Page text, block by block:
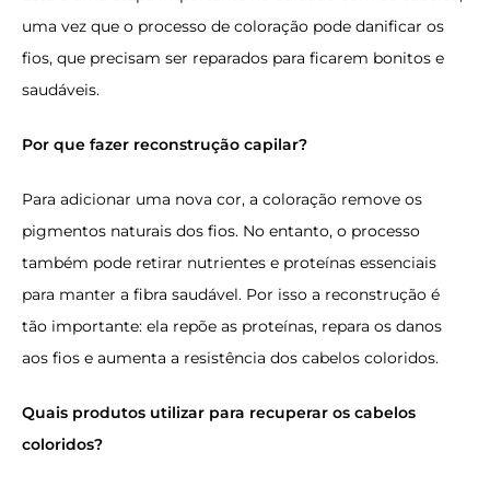
uma vez que o processo de coloração pode danificar os
fios, que precisam ser reparados para ficarem bonitos e
saudáveis.
Por que fazer reconstrução capilar?
Para adicionar uma nova cor, a coloração remove os
pigmentos naturais dos fios. No entanto, o processo
também pode retirar nutrientes e proteínas essenciais
para manter a fibra saudável. Por isso a reconstrução é
tão importante: ela repõe as proteínas, repara os danos
aos fios e aumenta a resistência dos cabelos coloridos.
Quais produtos utilizar para recuperar os cabelos
coloridos?